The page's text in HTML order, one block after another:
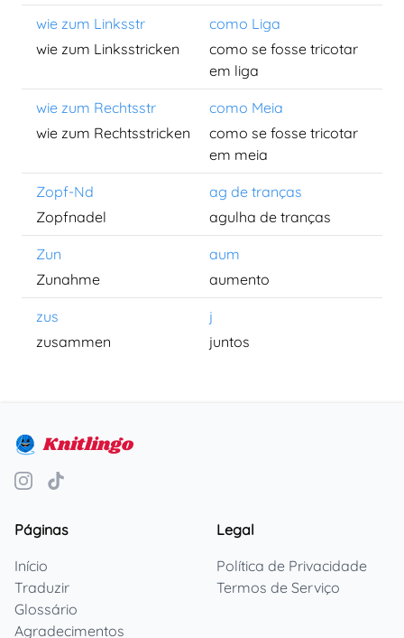
wie zum Linksstr
como Liga
wie zum Linksstricken
como se fosse tricotar
em liga
wie zum Rechtsstr
como Meia
wie zum Rechtsstricken
como se fosse tricotar
em meia
Zopf-Nd
ag de tranças
Zopfnadel
agulha de tranças
Zun
aum
Zunahme
aumento
zus
j
zusammen
juntos
Knitlingo
Páginas
Início
Traduzir
Glossário
Agradecimentos
Legal
Política de Privacidade
Termos de Serviço